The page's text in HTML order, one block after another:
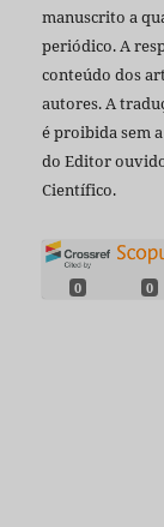
manuscrito a
periódico. A
conteúdo dos
autores. A
é proibida sem
do Editor
Científico.
0 0